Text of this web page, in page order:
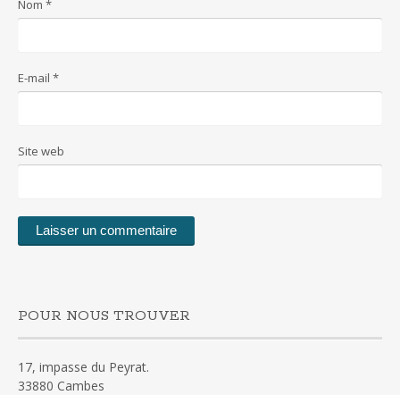
Nom *
E-mail *
Site web
POUR NOUS TROUVER
17, impasse du Peyrat.
33880 Cambes